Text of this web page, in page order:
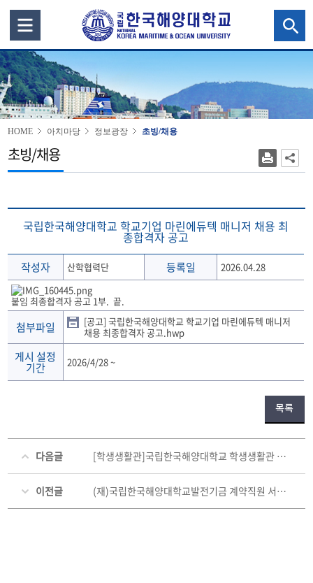
HOME 아치마당 정보광장 초빙/채용
초빙/채용
국립한국해양대학교 학교기업 마린에듀텍 매니저 채용 최
종합격자 공고
작성자 산학협력단 등록일 2026.04.28
붙임 최종합격자 공고 1부. 끝.
첨부파일
[공고] 국립한국해양대학교 학교기업 마린에듀텍 매니저
채용 최종합격자 공고.hwp
게시 설정
기간 2026/4/28~
목록
다음글 [학생생활관]국립한국해양대학교 학생생활관 대학회계계약직(조리원)공개경쟁 채용 최종 합격자 발표
이전글 (재)국립한국해양대학교발전기금 계약직원 서류전형 합격자 발표 및 면접시험 안내